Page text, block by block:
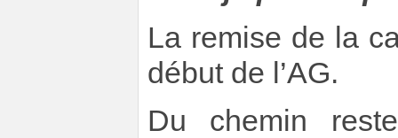
La remise de la
début de l’AG.
Du chemin